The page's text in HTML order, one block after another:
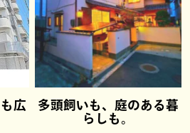
広
多頭飼いも、庭のある暮
らしも。